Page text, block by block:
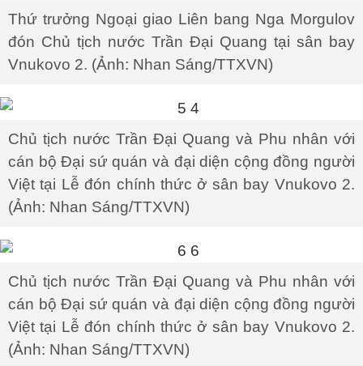
Thứ trưởng Ngoại giao Liên bang Nga Morgulov
đón Chủ tịch nước Trần Đại Quang tại sân bay
Vnukovo 2. (Ảnh: Nhan Sáng/TTXVN)
Chủ tịch nước Trần Đại Quang và Phu nhân với
cán bộ Đại sứ quán và đại diện cộng đồng người
Việt tại Lễ đón chính thức ở sân bay Vnukovo 2.
(Ảnh: Nhan Sáng/TTXVN)
Chủ tịch nước Trần Đại Quang và Phu nhân với
cán bộ Đại sứ quán và đại diện cộng đồng người
Việt tại Lễ đón chính thức ở sân bay Vnukovo 2.
(Ảnh: Nhan Sáng/TTXVN)